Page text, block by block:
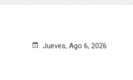
Jueves, Ago 6, 2026